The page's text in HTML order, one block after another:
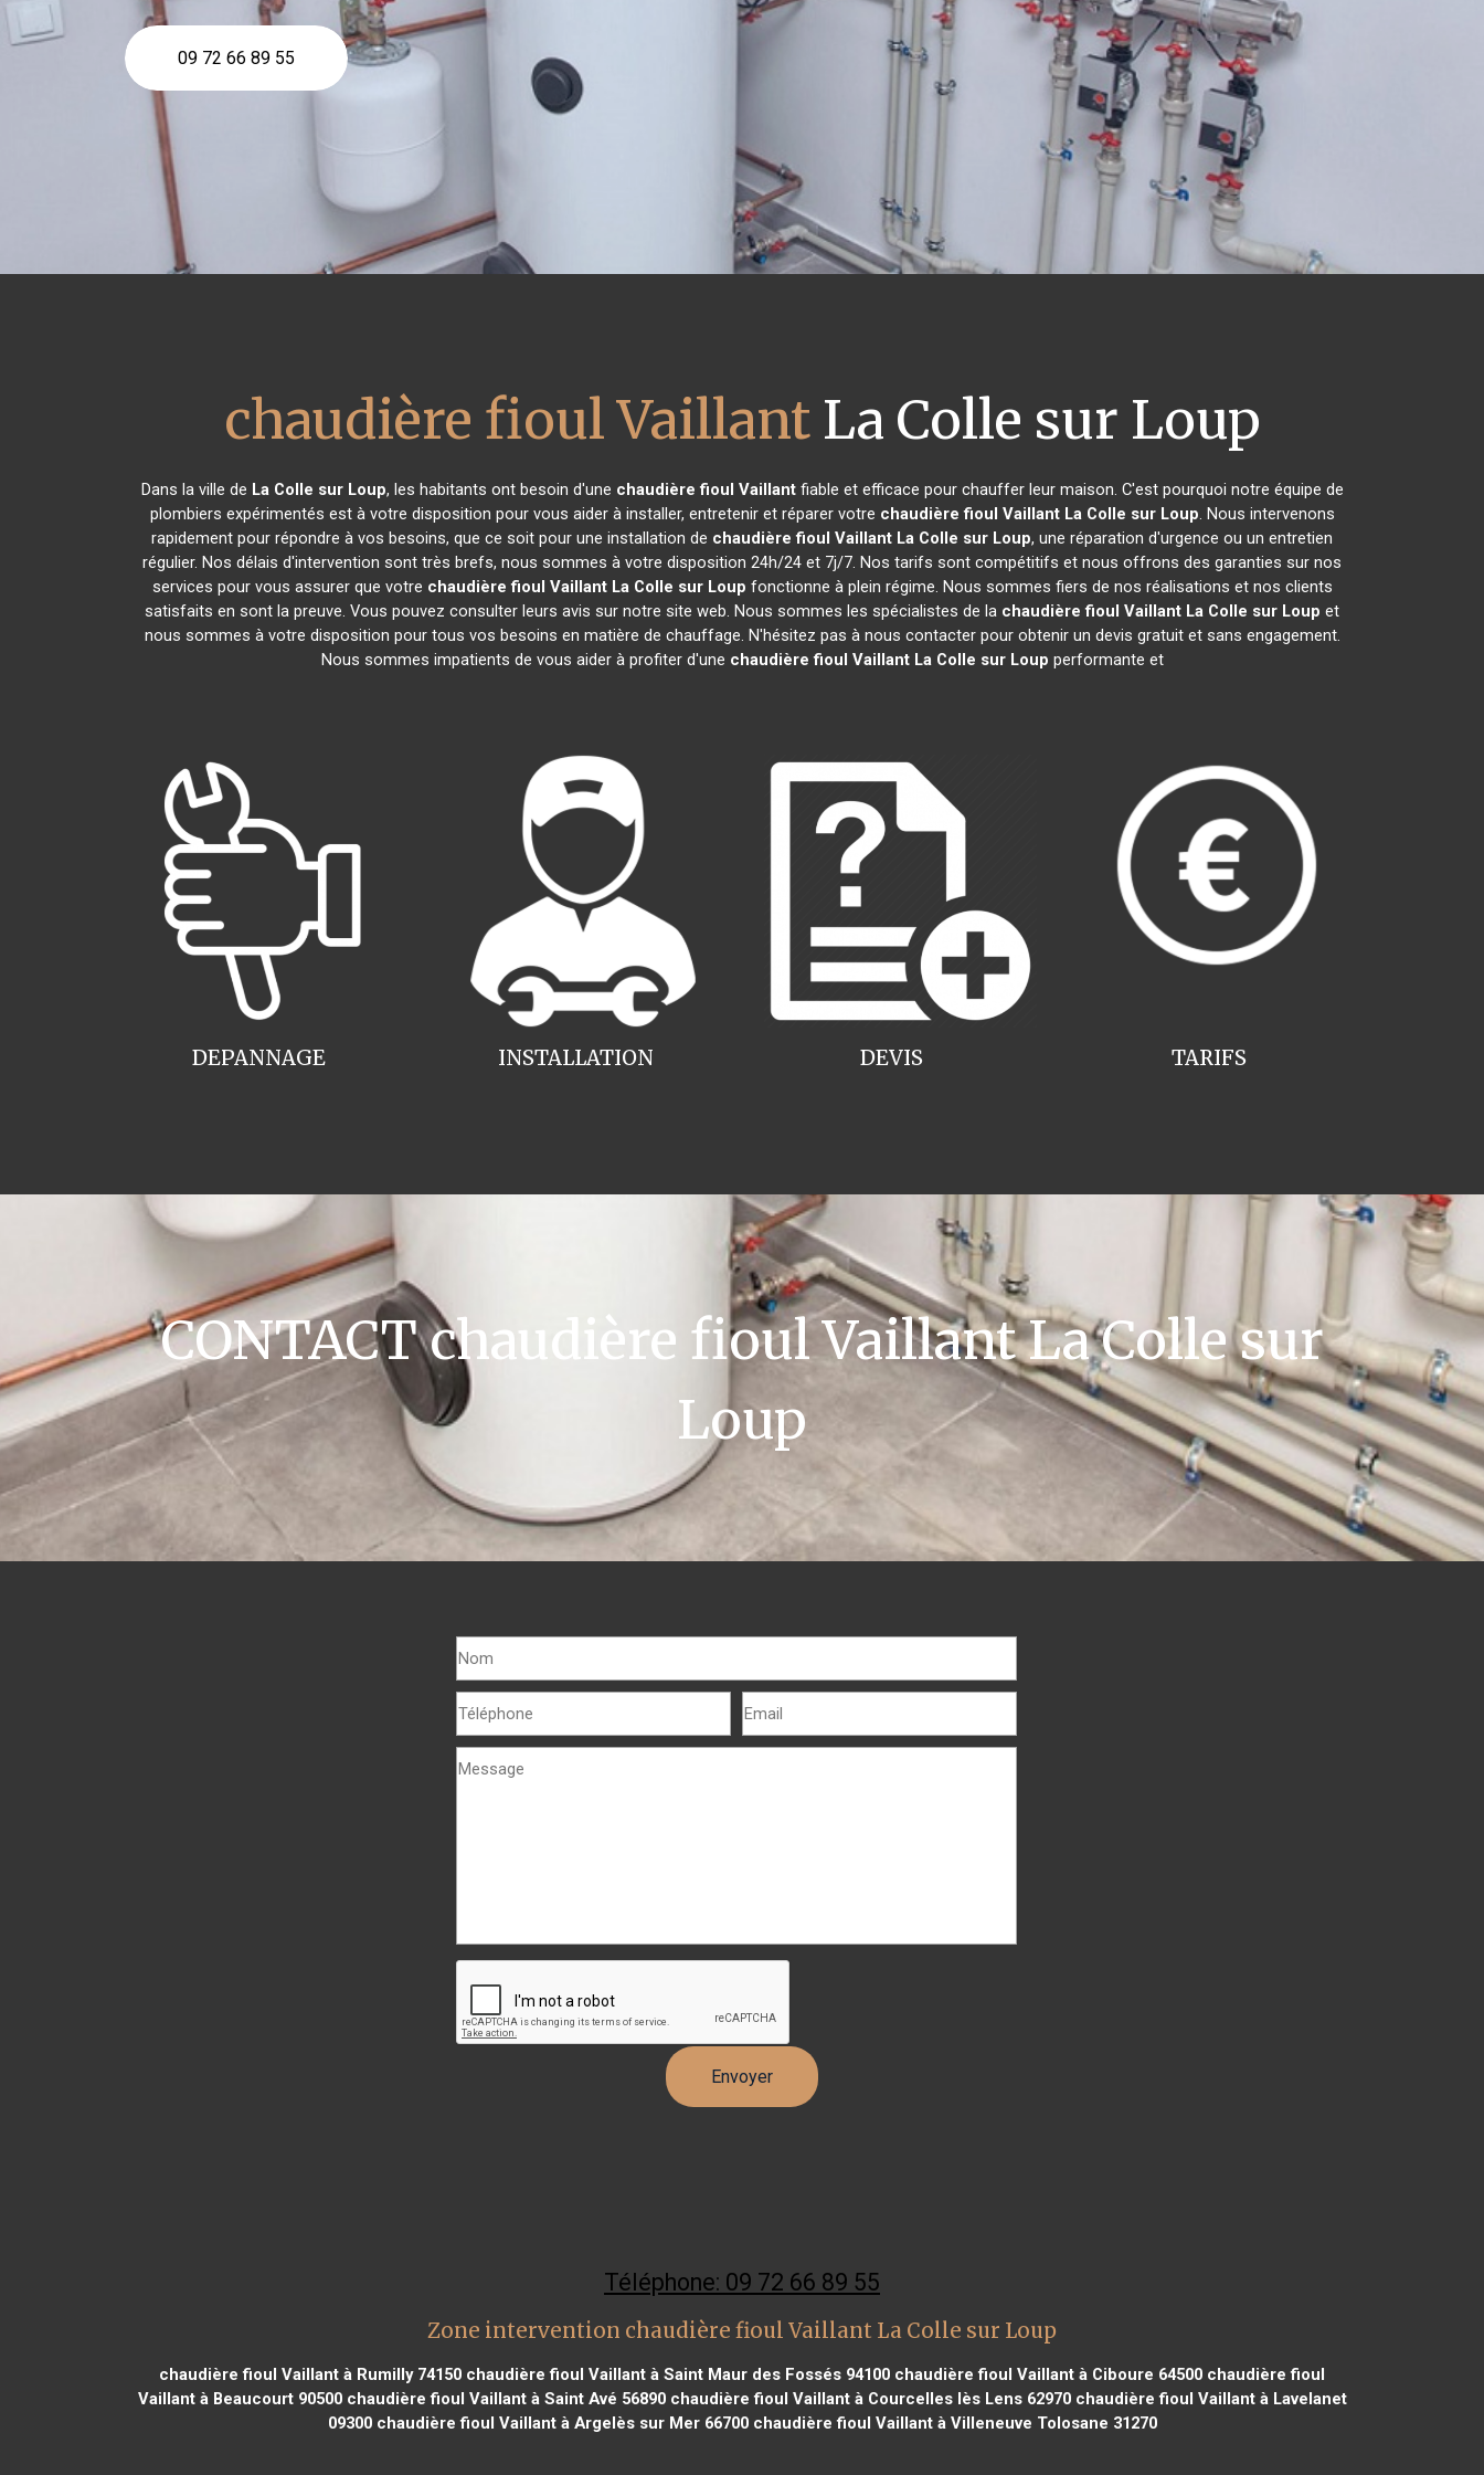
09 72 66 89 55
chaudière fioul VaillantLa Colle sur Loup
Dans la ville de La Colle sur Loup, les habitants ont besoin d'une chaudière fioul Vaillantfiable et efficace pour chauffer leur maison. C'est pourquoi notre équipe de
plombiers expérimentés est à votre disposition pour vous aider à installer, entretenir et réparer votre chaudière fioul Vaillant La Colle sur Loup. Nous intervenons
rapidement pour répondre à vos besoins, que ce soit pour une installation de chaudière fioul Vaillant La Colle sur Loup, une réparation d'urgence ou un entretien
régulier. Nos délais d'intervention sont très brefs, nous sommes à votre disposition 24h/24 et 7j/7. Nos tarifs sont compétitifs et nous offrons des garanties sur nos
services pour vous assurer que votre chaudière fioul Vaillant La Colle sur Loup fonctionne à plein régime. Nous sommes fiers de nos réalisations et nos clients
satisfaits en sont la preuve. Vous pouvez consulter leurs avis sur notre site web. Nous sommes les spécialistes de la chaudière fioul Vaillant La Colle sur Loup et
nous sommes à votre disposition pour tous vos besoins en matière de chauffage. N'hésitez pas à nous contacter pour obtenir un devis gratuit et sans engagement.
Nous sommes impatients de vous aider à profiter d'une chaudière fioul Vaillant La Colle sur Loup performante et
INSTALLATION
DEPANNAGE TARIFS
DEVIS
CONTACT chaudière fioul Vaillant La Colle sur
Loup
Téléphone: 09 72 66 89 55
Zone intervention chaudière fioul Vaillant La Colle sur Loup
chaudière fioul Vaillant à Rumilly 74150 chaudière fioul Vaillant à Saint Maur des Fossés 94100 chaudière fioul Vaillant à Ciboure 64500 chaudière fioul
Vaillant à Beaucourt 90500chaudière fioul Vaillant à Saint Avé 56890chaudière fioul Vaillant à Courcelles lès Lens 62970chaudière fioul Vaillant à Lavelanet
09300chaudière fioul Vaillant à Argelès sur Mer 66700chaudière fioul Vaillant à Villeneuve Tolosane 31270